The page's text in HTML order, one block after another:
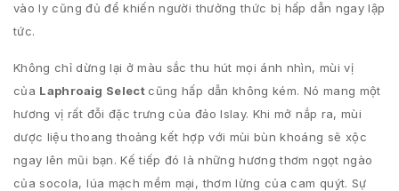
vào ly cũng đủ để khiến người thưởng thức bị hấp dẫn ngay lập
tức.
Không chỉ dừng lại ở màu sắc thu hút mọi ánh nhìn, mùi vị
của Laphroaig Select cũng hấp dẫn không kém. Nó mang một
hương vị rất đỗi đặc trưng của đảo Islay. Khi mở nắp ra, mùi
dược liệu thoang thoảng kết hợp với mùi bùn khoáng sẽ xộc
ngay lên mũi bạn. Kế tiếp đó là những hương thơm ngọt ngào
của socola, lúa mạch mềm mại, thơm lừng của cam quýt. Sự